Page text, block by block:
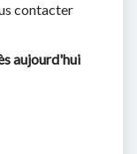
contacter
aujourd'hui